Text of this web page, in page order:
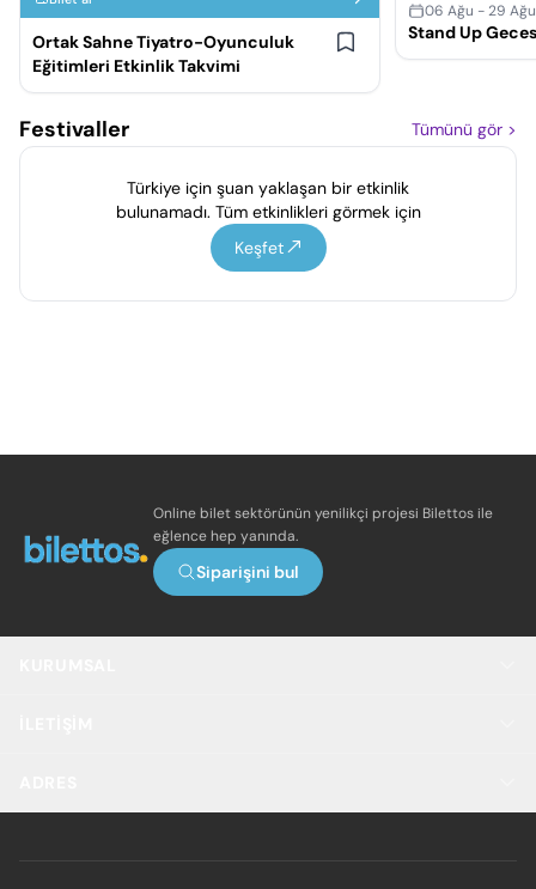
Ortak Sahne Tiyatro-Oyunculuk
Eğitimleri Etkinlik Takvimi
06 Ağu - 29
Stand Up
Festivaller Tümünü gör >
Türkiye için şuan yaklaşan bir etkinlik
bulunamadı. Tüm etkinlikleri görmek için
Keşfet
Online bilet sektörünün yenilikçi projesi Bilettos ile
eğlence hep yanında.
Siparişini bul